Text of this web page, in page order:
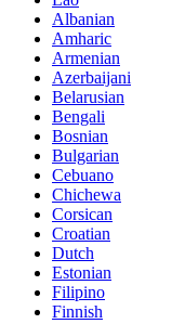
Albanian
Amharic
Armenian
Azerbaijani
Belarusian
Bengali
Bosnian
Bulgarian
Cebuano
Chichewa
Corsican
Croatian
Dutch
Estonian
Filipino
Finnish